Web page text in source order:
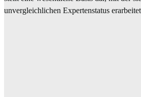
unvergleichlichen Expertenstatus